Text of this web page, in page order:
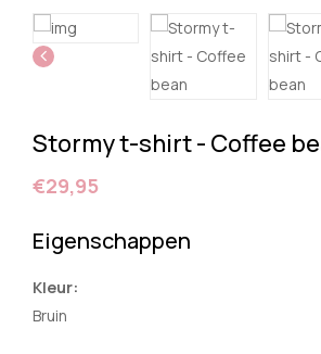
Stormy t-shirt - Coffee
€29,95
Eigenschappen
Kleur:
Bruin